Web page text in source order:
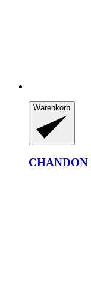
Warenkorb
CHANDON